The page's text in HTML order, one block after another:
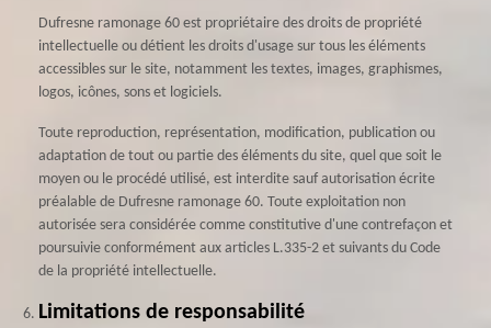
Dufresne ramonage 60 est propriétaire des droits de propriété
intellectuelle ou détient les droits d'usage sur tous les éléments
accessibles sur le site, notamment les textes, images, graphismes,
logos, icônes, sons et logiciels.
Toute reproduction, représentation, modification, publication ou
adaptation de tout ou partie des éléments du site, quel que soit le
moyen ou le procédé utilisé, est interdite sauf autorisation écrite
préalable de Dufresne ramonage 60. Toute exploitation non
autorisée sera considérée comme constitutive d'une contrefaçon et
poursuivie conformément aux articles L.335-2 et suivants du Code
de la propriété intellectuelle.
Limitations de responsabilité